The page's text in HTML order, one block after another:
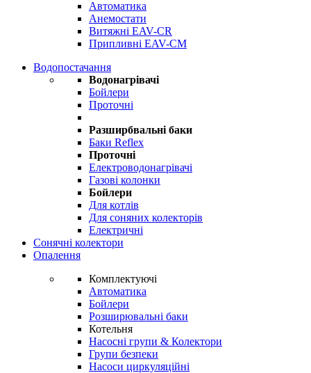
Автоматика
Анемостати
Витяжні EAV-CR
Припливні EAV-CM
Водопостачання
Водонагрівачі
Бойлери
Проточні
Разширбвальні баки
Баки Reflex
Проточні
Електроводонагрівачі
Газові колонки
Бойлери
Для котлів
Для соняних колекторів
Електричні
Сонячні колектори
Опалення
Комплектуючі
Автоматика
Бойлери
Розширювальні баки
Котельня
Насосні групи & Колектори
Групи безпеки
Насоси циркуляційні